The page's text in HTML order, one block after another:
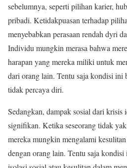
sebelumnya, seperti pilihan karier,
pribadi. Ketidakpuasan terhadap
menyebabkan perasaan rendah dyri
Individu mungkin merasa bahwa
harapan yang mereka miliki untuk
dari orang lain. Tentu saja kondisi ini
tidak percaya diri.
Sedangkan, dampak sosial dari krisis
signifikan. Ketika seseorang tidak
mereka mungkin mengalami
dengan orang lain. Tentu saja kondisi